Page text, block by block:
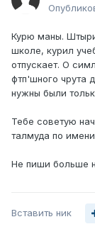
Курю маны.
школе, курил
отпускает. О
фтп'шного чрута
нужны были
Тебе советую
талмуда по имени
Не пиши больше
Вставить ник